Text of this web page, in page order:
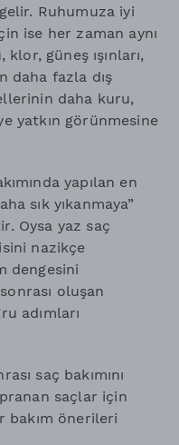
Ruhumuza iyi
ise her zaman aynı
güneş ışınları,
daha fazla dış
daha kuru,
yatkın görünmesine
yapılan en
sık yıkanmaya”
Oysa yaz saç
nazikçe
dengesini
oluşan
adımları
saç bakımını
saçlar için
bakım önerileri